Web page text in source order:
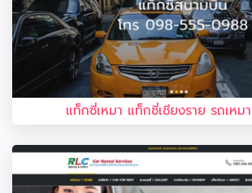
แท็กซี่เหมา แท็กซี่เชียงราย รถเหม